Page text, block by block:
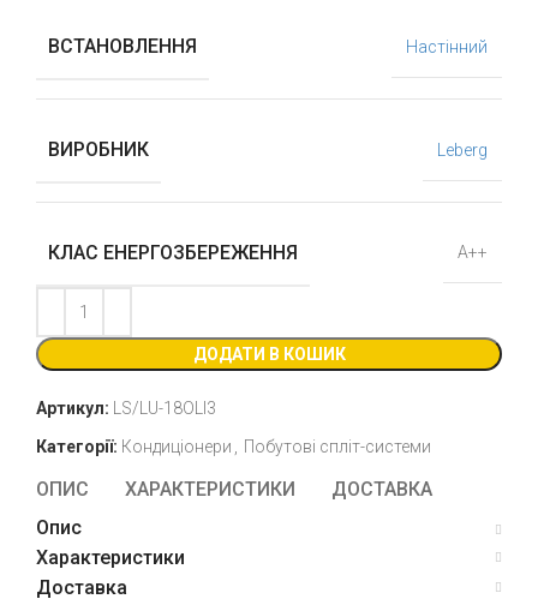
ВСТАНОВЛЕННЯ Настінний
ВИРОБНИК Leberg
КЛАС ЕНЕРГОЗБЕРЕЖЕННЯ А++
ДОДАТИ В КОШИК
Артикул:
LS/LU-18OLI3
Категорії: Кондиціонери Побутові спліт-системи
ОПИС ХАРАКТЕРИСТИКИ
ДОСТАВКА
Опис
Характеристики
Доставка